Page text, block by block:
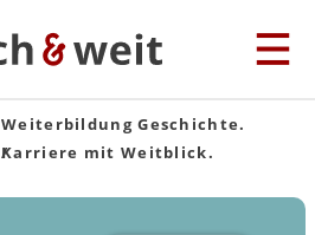
Weiterbildung Geschichte.
Karriere mit Weitblick.